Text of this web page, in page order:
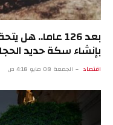
بعد 126 عاما..
بإنشاء سكة حديد
اقتصاد الجمعة 08 مايو 4:18 ص